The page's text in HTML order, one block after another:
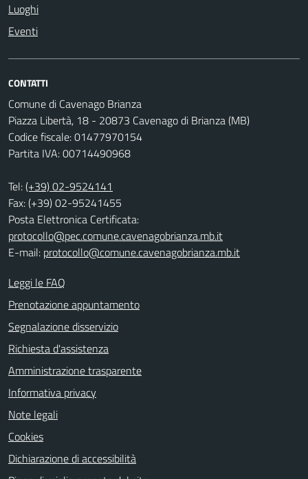
Luoghi
Eventi
CONTATTI
Comune di Cavenago Brianza
Piazza Libertà, 18 - 20873 Cavenago di Brianza (MB)
Codice fiscale: 01477970154
Partita IVA: 00714490968
Tel:(+39) 02-9524141
Fax: (+39) 02-95241455
Posta Elettronica Certificata:
protocollo@pec.comune.cavenagobrianza.mb.it
E-mail: protocollo@comune.cavenagobrianza.mb.it
Leggi le FAQ
Prenotazione appuntamento
Segnalazione disservizio
Richiesta d'assistenza
Amministrazione trasparente
Informativa privacy
Note legali
Cookies
Dichiarazione di accessibilità